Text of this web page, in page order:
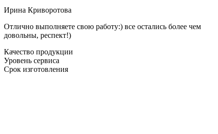
Ирина Криворотова
Отлично выполняете свою работу:) все остались более чем
довольны, респект!)
Качество продукции
Уровень сервиса
Срок изготовления